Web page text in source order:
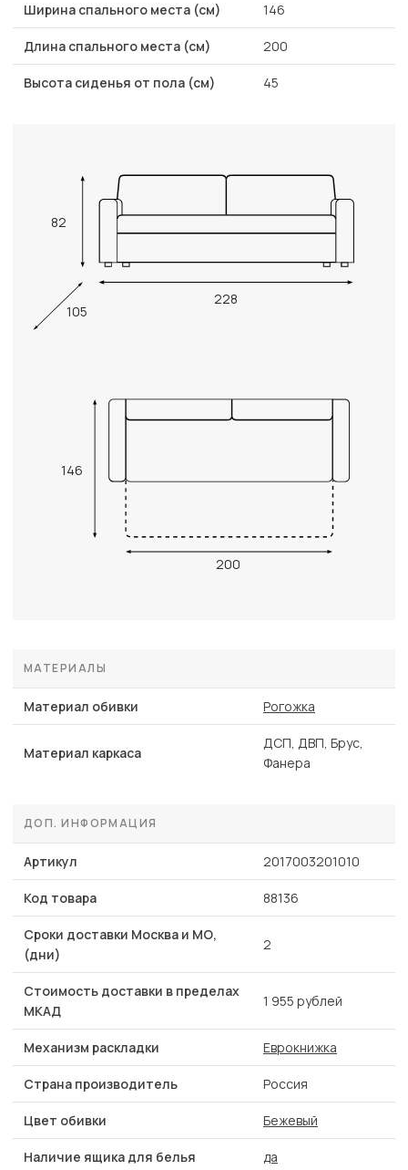
Ширина спального места (см) 146
Длина спального места (см) 200
Высота сиденья от пола (см) 45
82
228
105
146
200
МАТЕРИАЛЫ
Материал обивки Рогожка
Материал каркаса
ДСП, ДВП, Брус,
Фанера
ДОП. ИНФОРМАЦИЯ
Артикул 2017003201010
Код товара 88136
Сроки доставки Москва и МО,
(дни)
2
Стоимость доставки в пределах
МКАД
1 955 рублей
Механизм раскладки Еврокнижка
Страна производитель Россия
Цвет обивки Бежевый
Наличие ящика для белья да